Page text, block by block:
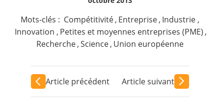
Mots-clés : Compétitivité, Entreprise, Industrie ,
Innovation , Petites et moyennes entreprises (PME) ,
Recherche,Science, Union européenne
Article précédent Article suivant